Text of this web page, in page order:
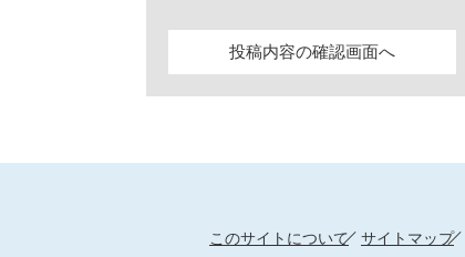
このサイトについて サイトマップ